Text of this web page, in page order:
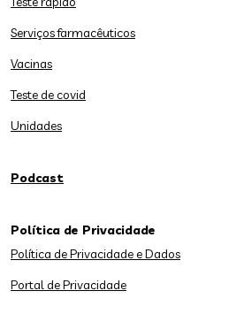
Serviços farmacêuticos
Vacinas
Teste de covid
Unidades
Podcast
Política de Privacidade
Política de Privacidade e Dados
Portal de Privacidade